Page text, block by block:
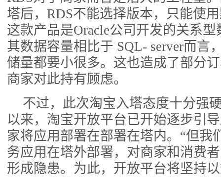
塔后，RDS不能选择版本，只能使
这款产品是Oracle公司开发的关系
其数据容量相比于 SQL- server而言
储量都要小很多。这也造成了部分
商家对此持有顾虑。
不过，此次淘宝入塔态度十分强
以来，淘宝开放平台已开始逐步引
家将应用部署在部署在塔内。“但我
务应用在塔外部署，对商家和消费
形成隐患。为此，开放平台将坚持